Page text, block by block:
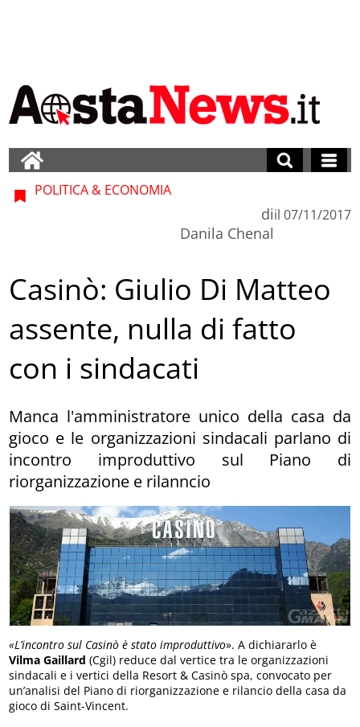
POLITICA & ECONOMIA
di
Danila Chenal
il 07/11/2017
Casinò: Giulio Di Matteo
assente, nulla di fatto
con i sindacati
Manca l'amministratore unico della casa da
gioco e le organizzazioni sindacali parlano di
incontro improduttivo sul Piano di
riorganizzazione e rilanncio
«L’incontro sul Casinò è stato improduttivo». A dichiararlo è
Vilma Gaillard (Cgil) reduce dal vertice tra le organizzazioni
sindacali e i vertici della Resort & Casinò spa, convocato per
un’analisi del Piano di riorganizzazione e rilancio della casa da
gioco di Saint-Vincent.